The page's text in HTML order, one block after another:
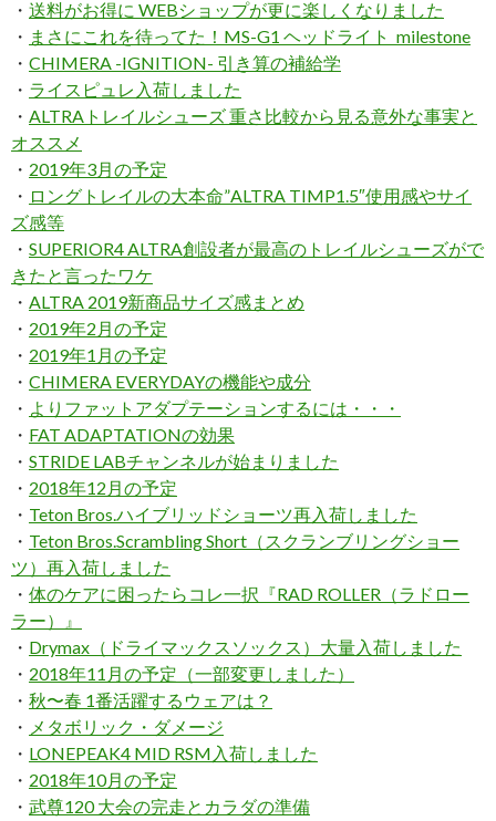
・ 送料がお得に WEBショップが更に楽しくなりました
・ まさにこれを待ってた！MS-G1 ヘッドライト milestone
・ CHIMERA -IGNITION- 引き算の補給学
・ ライスピュレ入荷しました
・ ALTRAトレイルシューズ 重さ比較から見る意外な事実と
オススメ
・ 2019年3月の予定
・ ロングトレイルの大本命”ALTRA TIMP1.5″使用感やサイ
ズ感等
・ SUPERIOR4 ALTRA創設者が最高のトレイルシューズがで
きたと言ったワケ
・ ALTRA 2019新商品サイズ感まとめ
・ 2019年2月の予定
・ 2019年1月の予定
・ CHIMERA EVERYDAYの機能や成分
・ よりファットアダプテーションするには・・・
・ FAT ADAPTATIONの効果
・ STRIDE LABチャンネルが始まりました
・ 2018年12月の予定
・ Teton Bros.ハイブリッドショーツ再入荷しました
・ Teton Bros.Scrambling Short（スクランブリングショー
ツ）再入荷しました
・ 体のケアに困ったらコレ一択『RAD ROLLER（ラドロー
ラー）』
・ Drymax（ドライマックスソックス）大量入荷しました
・ 2018年11月の予定（一部変更しました）
・ 秋〜春 1番活躍するウェアは？
・ メタボリック・ダメージ
・ LONEPEAK4 MID RSM入荷しました
・ 2018年10月の予定
・ 武尊120 大会の完走とカラダの準備